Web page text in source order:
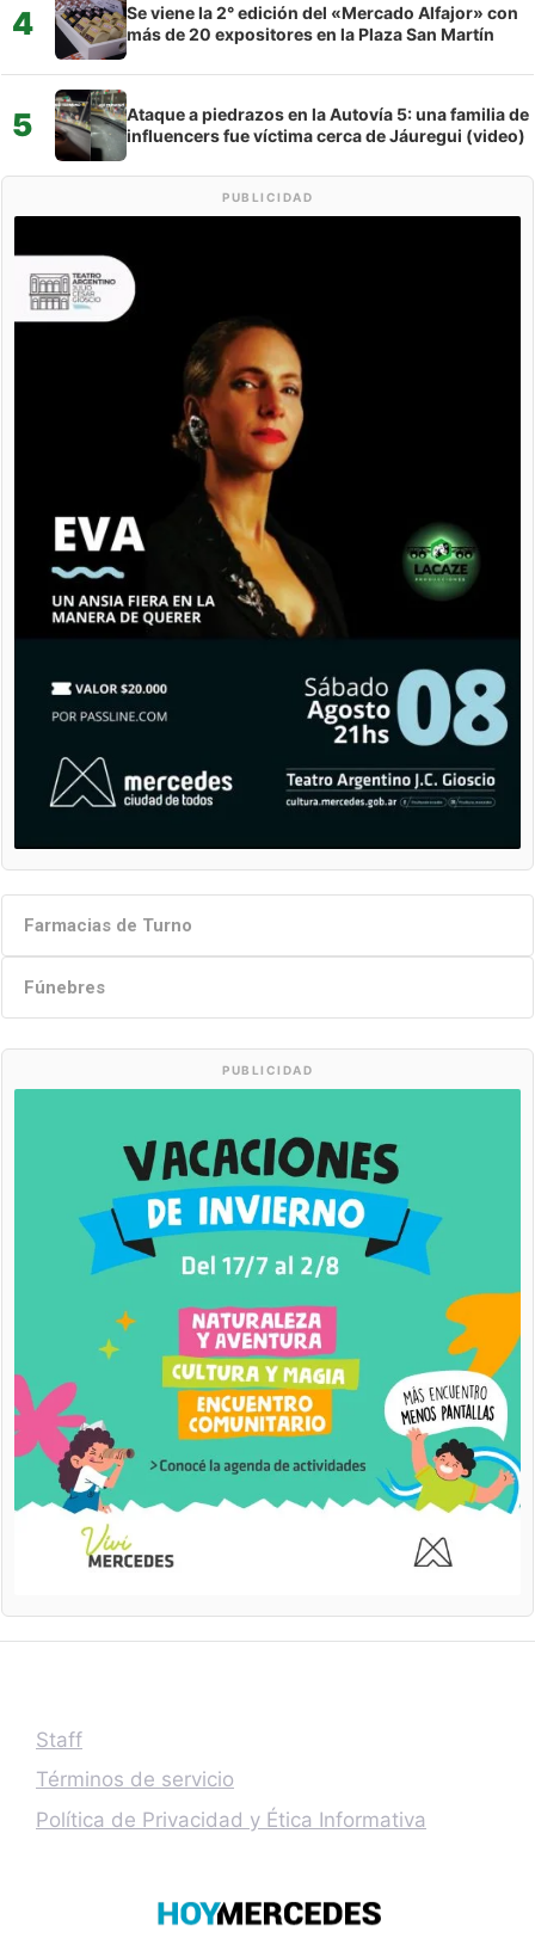
4
Se viene la 2° edición del «Mercado Alfajor» con
más de 20 expositores en la Plaza San Martín
5
Ataque a piedrazos en la Autovía 5: una familia de
influencers fue víctima cerca de Jáuregui (video)
PUBLICIDAD
Farmacias de Turno
Fúnebres
PUBLICIDAD
Staff
Términos de servicio
Política de Privacidad y Ética Informativa